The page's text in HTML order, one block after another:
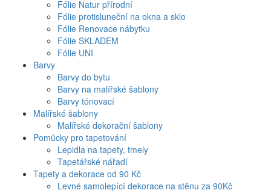
Fólie Natur přírodní
Fólie protisluneční na okna a sklo
Fólie Renovace nábytku
Fólie SKLADEM
Fólie UNI
Barvy
Barvy do bytu
Barvy na malířské šablony
Barvy tónovací
Malířské šablony
Malířské dekorační šablony
Pomůcky pro tapetování
Lepidla na tapety, tmely
Tapetářské nářadí
Tapety a dekorace od 90 Kč
Levné samolepící dekorace na stěnu za 90Kč